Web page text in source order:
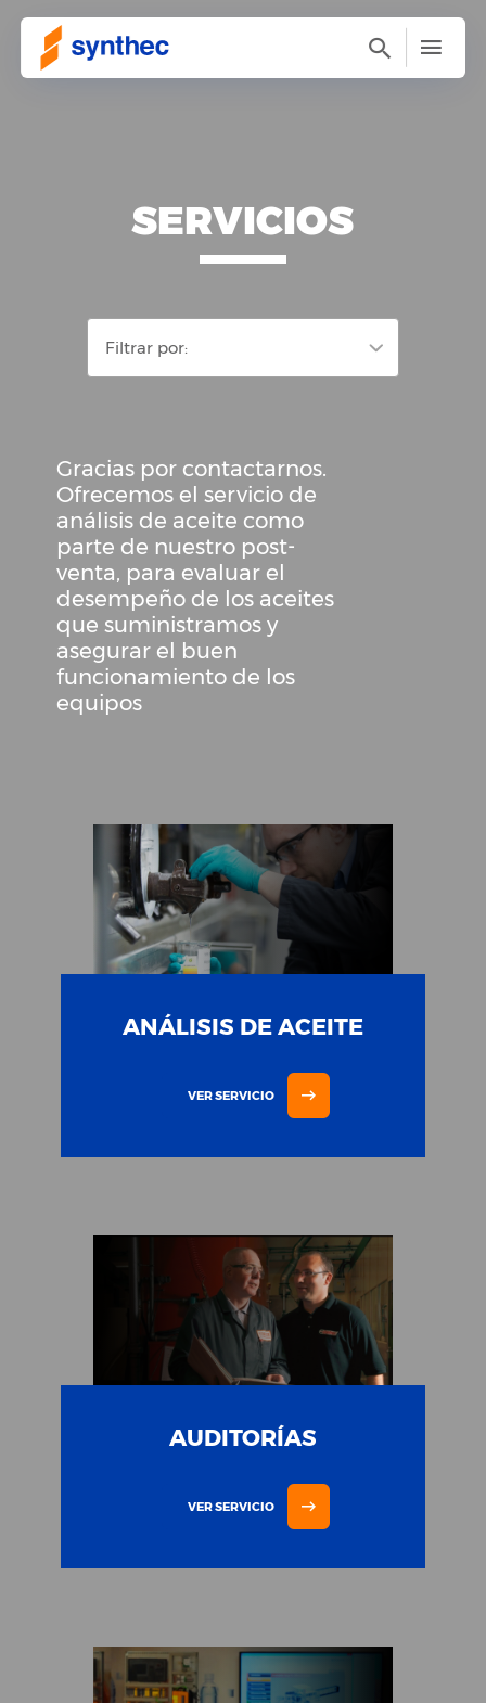
SERVICIOS
Filtrar por:
Gracias por contactarnos.
Ofrecemos el servicio de
análisis de aceite como
parte de nuestro post-
venta, para evaluar el
desempeño de los aceites
que suministramos y
asegurar el buen
funcionamiento de los
equipos
ANÁLISIS DE ACEITE
VER SERVICIO
AUDITORÍAS
VER SERVICIO